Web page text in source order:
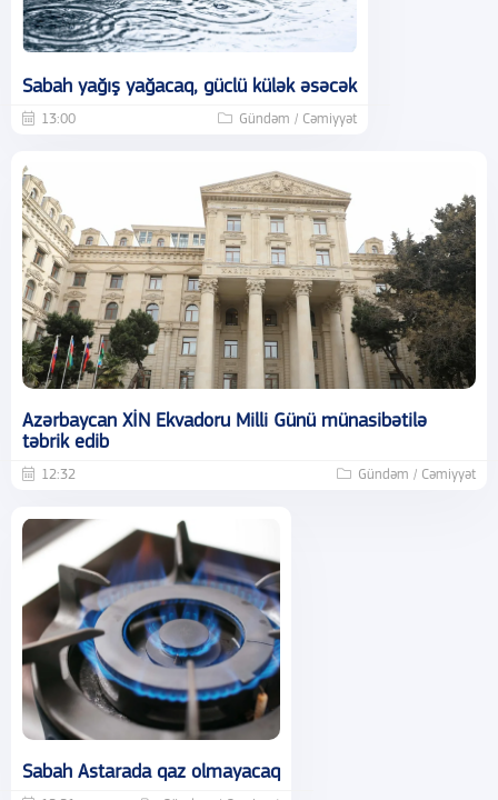
Sabah yağış yağacaq, güclü külək əsəcək
13:00 Gündəm / Cəmiyyət
Azərbaycan XİN Ekvadoru Milli Günü münasibətilə
təbrik edib
12:32 Gündəm / Cəmiyyət
Sabah Astarada qaz olmayacaq